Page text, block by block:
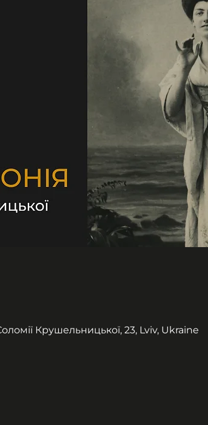
Крушельницької, 23, Lviv, Ukraine